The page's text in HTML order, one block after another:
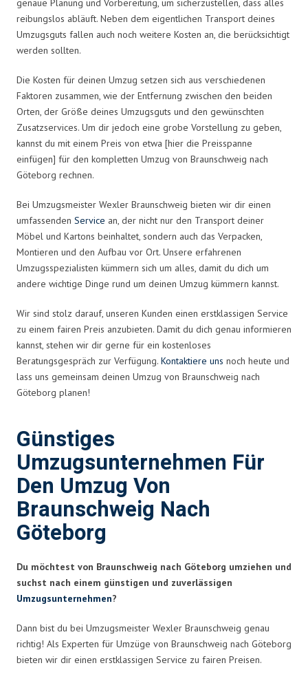
genaue Planung und Vorbereitung, um sicherzustellen, dass alles
reibungslos abläuft. Neben dem eigentlichen Transport deines
Umzugsguts fallen auch noch weitere Kosten an, die berücksichtigt
werden sollten.
Die Kosten für deinen Umzug setzen sich aus verschiedenen
Faktoren zusammen, wie der Entfernung zwischen den beiden
Orten, der Größe deines Umzugsguts und den gewünschten
Zusatzservices. Um dir jedoch eine grobe Vorstellung zu geben,
kannst du mit einem Preis von etwa [hier die Preisspanne
einfügen] für den kompletten Umzug von Braunschweig nach
Göteborg rechnen.
Bei Umzugsmeister Wexler Braunschweig bieten wir dir einen
umfassenden Service an, der nicht nur den Transport deiner
Möbel und Kartons beinhaltet, sondern auch das Verpacken,
Montieren und den Aufbau vor Ort. Unsere erfahrenen
Umzugsspezialisten kümmern sich um alles, damit du dich um
andere wichtige Dinge rund um deinen Umzug kümmern kannst.
Wir sind stolz darauf, unseren Kunden einen erstklassigen Service
zu einem fairen Preis anzubieten. Damit du dich genau informieren
kannst, stehen wir dir gerne für ein kostenloses
Beratungsgespräch zur Verfügung. Kontaktiere uns noch heute und
lass uns gemeinsam deinen Umzug von Braunschweig nach
Göteborg planen!
Günstiges
Umzugsunternehmen Für
Den Umzug Von
Braunschweig Nach
Göteborg
Du möchtest von Braunschweig nach Göteborg umziehen und
suchst nach einem günstigen und zuverlässigen
Umzugsunternehmen?
Dann bist du bei Umzugsmeister Wexler Braunschweig genau
richtig! Als Experten für Umzüge von Braunschweig nach Göteborg
bieten wir dir einen erstklassigen Service zu fairen Preisen.